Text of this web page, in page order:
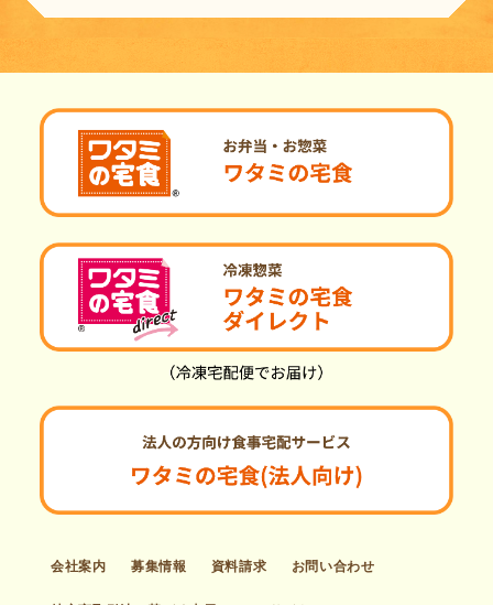
会社案内 募集情報 資料請求 お問い合わせ